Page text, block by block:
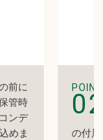
前に
管時
ンデ
めま
POINT
の付